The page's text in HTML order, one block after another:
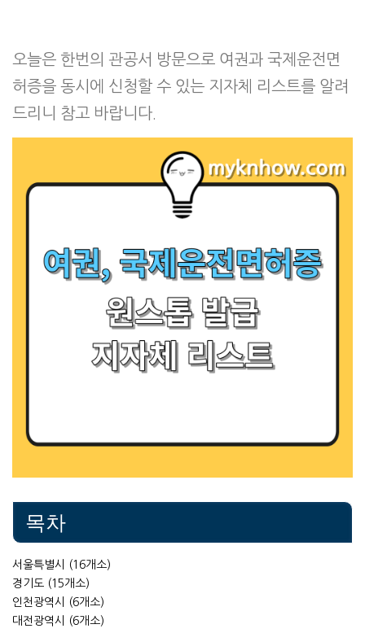
오늘은 한번의 관공서 방문으로 여권과 국제운전면
허증을 동시에 신청할 수 있는 지자체 리스트를 알려
드리니 참고 바랍니다.
목차
서울특별시 (16개소)
경기도 (15개소)
인천광역시 (6개소)
대전광역시 (6개소)